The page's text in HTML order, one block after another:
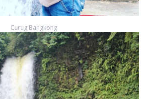
Curug Bangkong